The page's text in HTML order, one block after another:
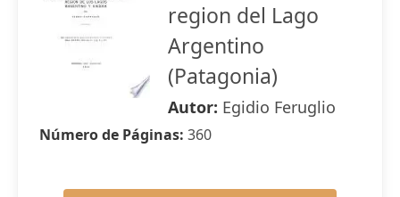
region del Lago
Argentino
(Patagonia)
Autor: Egidio Feruglio
Número de Páginas: 360